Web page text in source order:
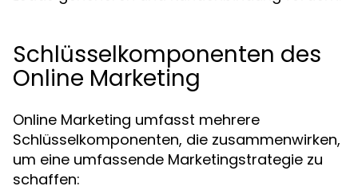
Schlüsselkomponenten des
Online Marketing
Online Marketing umfasst mehrere
Schlüsselkomponenten, die zusammenwirken,
um eine umfassende Marketingstrategie zu
schaffen: